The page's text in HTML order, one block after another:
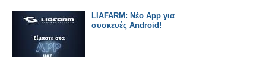
LIAFARM: Νέο App για
συσκευές Android!